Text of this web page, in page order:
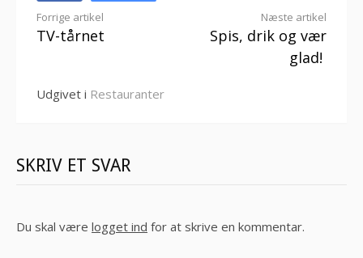
Læs
Forrige artikel
TV-tårnet
Næste artikel
Spis, drik og vær
glad!
Udgivet i Restauranter
SKRIV ET SVAR
Du skal være logget ind for at skrive en kommentar.